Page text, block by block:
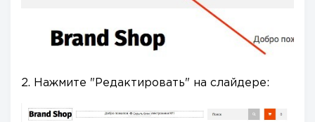
2. Нажмите "Редактировать" на слайдере: